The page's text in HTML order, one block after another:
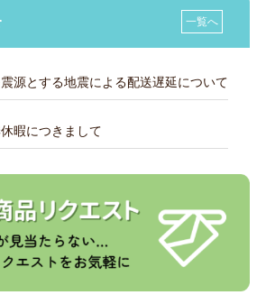
一覧へ
源とする地震による配送遅延について
暇につきまして